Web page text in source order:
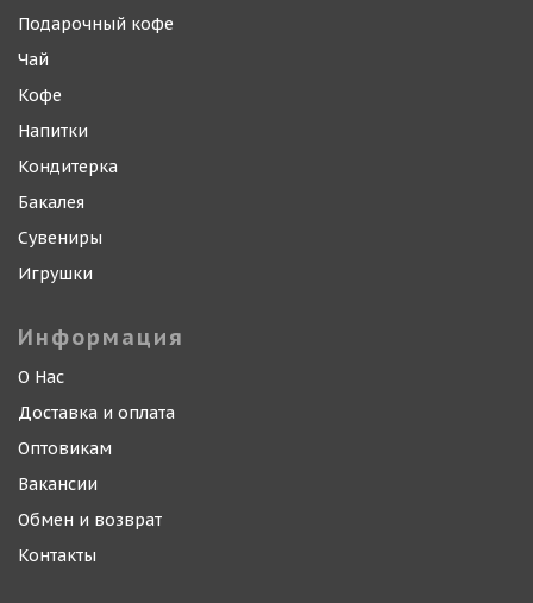
Подарочный кофе
Чай
Кофе
Напитки
Кондитерка
Бакалея
Сувениры
Игрушки
Информация
О Нас
Доставка и оплата
Оптовикам
Вакансии
Обмен и возврат
Контакты